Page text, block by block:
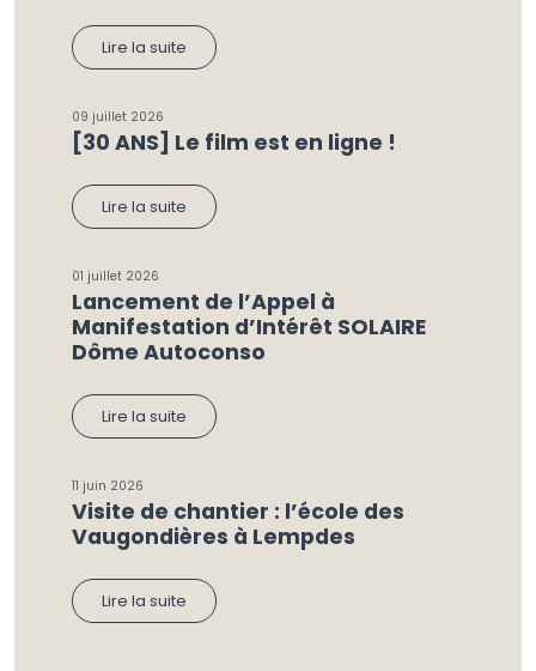
Lire la suite
09 juillet 2026
[30 ANS] Le film est en ligne !
Lire la suite
01 juillet 2026
Lancement de l’Appel à
Manifestation d’Intérêt SOLAIRE
Dôme Autoconso
Lire la suite
11 juin 2026
Visite de chantier : l’école des
Vaugondières à Lempdes
Lire la suite